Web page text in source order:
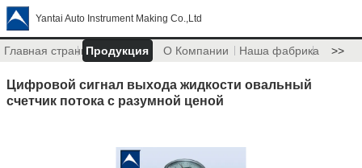
Yantai Auto Instrument Making Co.,Ltd
Главная страницаПродукция О Компании Наша фабрика >>
Цифровой сигнал выхода жидкости овальный
счетчик потока с разумной ценой